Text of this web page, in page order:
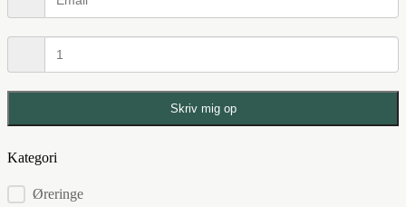
Skriv mig op
Kategori
Kategorier
Øreringe